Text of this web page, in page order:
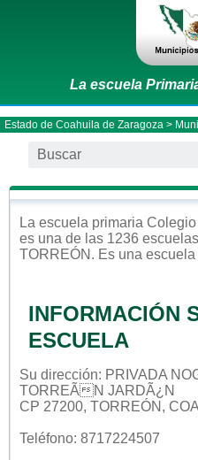
La escuela
Estado de Coahuila de Zaragoza >
La escuela primaria
es una de las 1236
TORREÓN . Es una escuela
INFORMACIÓN
ESCUELA
Su dirección: PRIVADA
TORREÃN JARDÃ¿N
CP 27200, TORREÓN,
Teléfono: 8717224507